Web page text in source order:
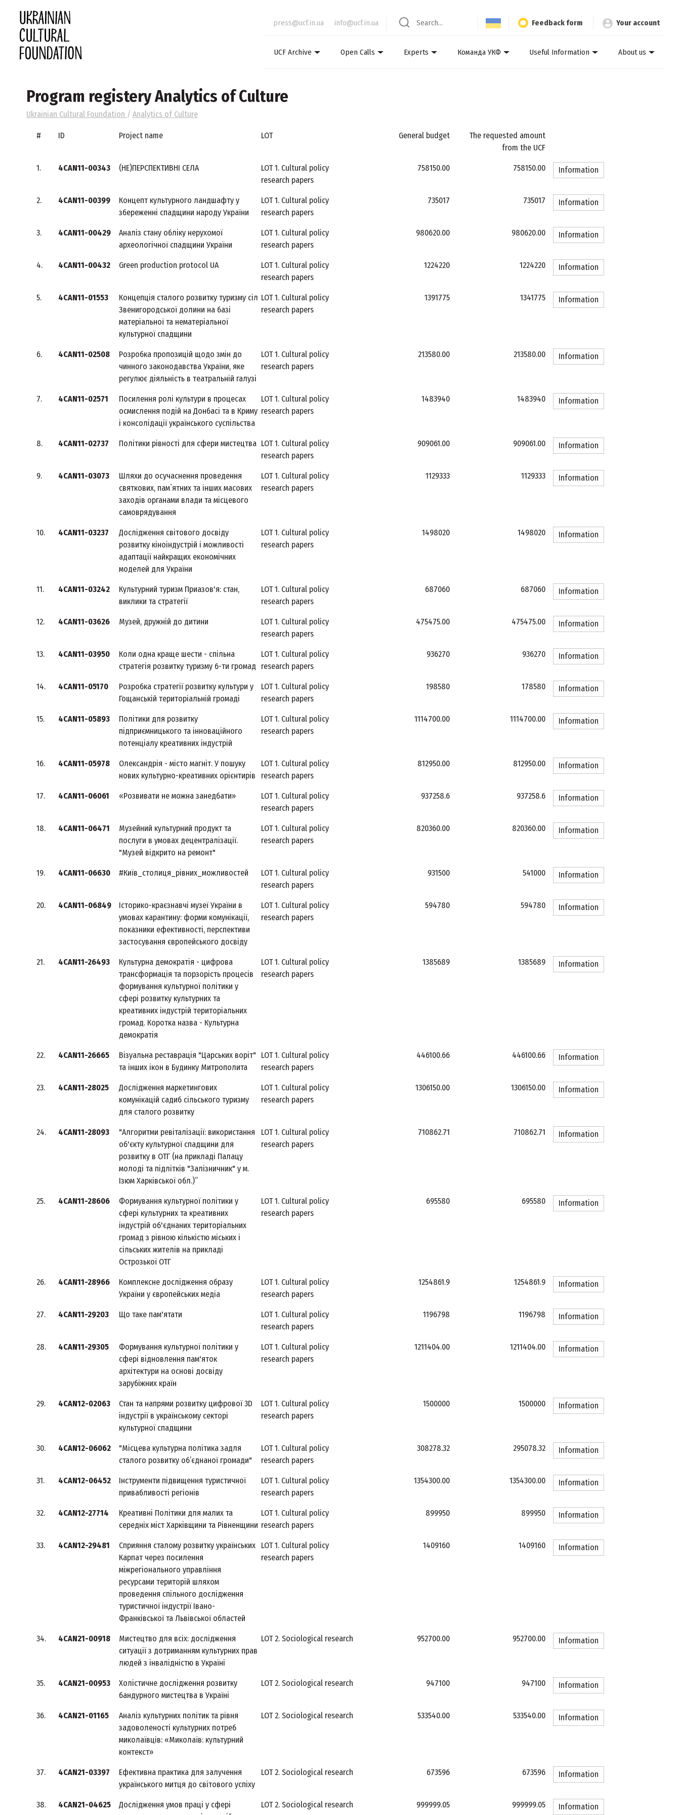
press@ucf.in.ua info@ucf.in.ua Feedback form Your account
UCF Archive Open Calls Experts Команда УКФ Useful Information About us
Program registery Analytics of Culture
Ukrainian Cultural Foundation / Analytics of Culture
# ID Project name LOT General budget
The requested amount
from the UCF
1. 4CAN11-00343 (НЕ)ПЕРСПЕКТИВНІ СЕЛА
LOT 1. Cultural policy
research papers
758150.00 758150.00 Information
2. 4CAN11-00399
Концепт культурного ландшафту у
збереженні спадщини народу України
LOT 1. Cultural policy
research papers
735017 735017 Information
3. 4CAN11-00429
Аналіз стану обліку нерухомої
археологічної спадщини України
LOT 1. Cultural policy
research papers
980620.00 980620.00 Information
4. 4CAN11-00432 Green production protocol UA
LOT 1. Cultural policy
research papers
1224220 1224220 Information
5. 4CAN11-01553
Концепція сталого розвитку туризму сіл
Звенигородської долини на базі
матеріальної та нематеріальної
культурної спадщини
LOT 1. Cultural policy
research papers
1391775 1341775 Information
6. 4CAN11-02508
Розробка пропозицій щодо змін до
чинного законодавства України, яке
регулює діяльність в театральній галузі
LOT 1. Cultural policy
research papers
213580.00 213580.00 Information
7. 4CAN11-02571
Посилення ролі культури в процесах
осмислення подій на Донбасі та в Криму
і консолідації українського суспільства
LOT 1. Cultural policy
research papers
1483940 1483940 Information
8. 4CAN11-02737 Політики рівності для сфери мистецтва LOT 1. Cultural policy
research papers
909061.00 909061.00 Information
9. 4CAN11-03073
Шляхи до осучаснення проведення
святкових, пам`ятних та інших масових
заходів органами влади та місцевого
самоврядування
LOT 1. Cultural policy
research papers
1129333 1129333 Information
10. 4CAN11-03237
Дослідження світового досвіду
розвитку кіноіндустрій і можливості
адаптації найкращих економічних
моделей для України
LOT 1. Cultural policy
research papers
1498020 1498020 Information
11. 4CAN11-03242
Культурний туризм Приазов'я: стан,
виклики та стратегії
LOT 1. Cultural policy
research papers
687060 687060 Information
12. 4CAN11-03626 Музей, дружній до дитини
LOT 1. Cultural policy
research papers
475475.00 475475.00 Information
13. 4CAN11-03950
Коли одна краще шести - спільна
стратегія розвитку туризму 6-ти громад
LOT 1. Cultural policy
research papers
936270 936270 Information
14. 4CAN11-05170
Розробка стратегії розвитку культури у
Гощанській територіальній громаді
LOT 1. Cultural policy
research papers
198580 178580 Information
15. 4CAN11-05893
Політики для розвитку
підприємницького та інноваційного
потенціалу креативних індустрій
LOT 1. Cultural policy
research papers
1114700.00 1114700.00 Information
16. 4CAN11-05978
Олександрія - місто магніт. У пошуку
нових культурно-креативних орієнтирів
LOT 1. Cultural policy
research papers
812950.00 812950.00 Information
17. 4CAN11-06061 «Розвивати не можна занедбати»
LOT 1. Cultural policy
research papers
937258.6 937258.6 Information
18. 4CAN11-06471
Музейний культурний продукт та
послуги в умовах децентралізації.
"Музей відкрито на ремонт"
LOT 1. Cultural policy
research papers
820360.00 820360.00 Information
19. 4CAN11-06630 #Київ_столиця_рівних_можливостей
LOT 1. Cultural policy
research papers
931500 541000 Information
20. 4CAN11-06849
Історико-краєзнавчі музеї України в
умовах карантину: форми комунікації,
показники ефективності, перспективи
застосування європейського досвіду
LOT 1. Cultural policy
research papers
594780 594780 Information
21. 4CAN11-26493
Культурна демократія - цифрова
трансформація та порзорість процесів
формування культурної політики у
сфері розвитку культурних та
креативних індустрій територіальних
громад. Коротка назва - Культурна
демократія
LOT 1. Cultural policy
research papers
1385689 1385689 Information
22. 4CAN11-26665
Візуальна реставрація "Царських воріт"
та інших ікон в Будинку Митрополита
LOT 1. Cultural policy
research papers
446100.66 446100.66 Information
23. 4CAN11-28025
Дослідження маркетингових
комунікацій садиб сільського туризму
для сталого розвитку
LOT 1. Cultural policy
research papers
1306150.00 1306150.00 Information
24. 4CAN11-28093
"Алгоритми ревіталізації: використання
об'єкту культурної спадщини для
розвитку в ОТГ (на прикладі Палацу
молоді та підлітків "Залізничник" у м.
Ізюм Харківської обл.)”
LOT 1. Cultural policy
research papers
710862.71 710862.71 Information
25. 4CAN11-28606
Формування культурної політики у
сфері культурних та креативних
індустрій об'єднаних територіальних
громад з рівною кількістю міських і
сільських жителів на прикладі
Острозької ОТГ
LOT 1. Cultural policy
research papers
695580 695580 Information
26. 4CAN11-28966
Комплексне дослідження образу
України у європейських медіа
LOT 1. Cultural policy
research papers
1254861.9 1254861.9 Information
27. 4CAN11-29203 Що таке пам'ятати
LOT 1. Cultural policy
research papers
1196798 1196798 Information
28. 4CAN11-29305
Формування культурної політики у
сфері відновлення пам'яток
архітектури на основі досвіду
зарубіжних країн
LOT 1. Cultural policy
research papers
1211404.00 1211404.00 Information
29. 4CAN12-02063
Стан та напрями розвитку цифрової 3D
індустрії в українському секторі
культурної спадщини
LOT 1. Cultural policy
research papers
1500000 1500000 Information
30. 4CAN12-06062
"Місцева культурна політика задля
сталого розвитку об’єднаної громади"
LOT 1. Cultural policy
research papers
308278.32 295078.32 Information
31. 4CAN12-06452
Інструменти підвищення туристичної
привабливості регіонів
LOT 1. Cultural policy
research papers
1354300.00 1354300.00 Information
32. 4CAN12-27714
Креативні Політики для малих та
середніх міст Харківщини та Рівненщини
LOT 1. Cultural policy
research papers
899950 899950 Information
33. 4CAN12-29481
Сприяння сталому розвитку українських
Карпат через посилення
міжрегіонального управління
ресурсами територій шляхом
проведення спільного дослідження
туристичної індустрії Івано-
Франківської та Львівської областей
LOT 1. Cultural policy
research papers
1409160 1409160 Information
34. 4CAN21-00918
Мистецтво для всіх: дослідження
ситуації з дотриманням культурних прав
людей з інвалідністю в Україні
LOT 2. Sociological research 952700.00 952700.00 Information
35. 4CAN21-00953
Холістичне дослідження розвитку
бандурного мистецтва в Україні
LOT 2. Sociological research 947100 947100 Information
36. 4CAN21-01165
Аналіз культурних політик та рівня
задоволеності культурних потреб
миколаївців: «Миколаїв: культурний
контекст»
LOT 2. Sociological research 533540.00 533540.00 Information
37. 4CAN21-03397
Ефективна практика для залучення
українського митця до світового успіху
LOT 2. Sociological research 673596 673596 Information
38. 4CAN21-04625
Дослідження умов праці у сфері
LOT 2. Sociological research 999999.05 999999.05 Information